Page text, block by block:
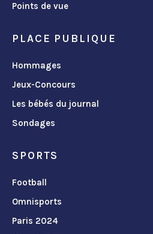
Points de vue
PLACE PUBLIQUE
Hommages
Jeux-Concours
Les bébés du journal
Sondages
SPORTS
Football
Omnisports
Paris 2024